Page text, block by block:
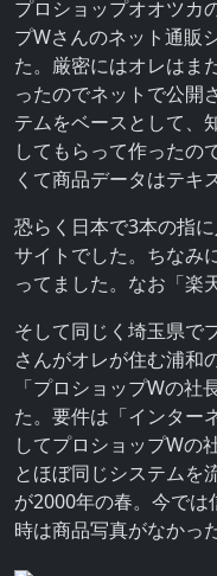
プロショップオオツカ
プWさんのネット通販
た。厳密にはオレはま
ったのでネットで公開
テムをベースとして、
してもらって作ったの
くて商品データはテキ
恐らく日本で3本の指
サイトでした。ちなみ
ってました。なお「楽
そして同じく埼玉県で
さんがオレが住む浦和
「プロショップWの
た。要件は「インター
してプロショップWの
とほぼ同じシステムを
が2000年の春。今で
時は商品写真がなかっ